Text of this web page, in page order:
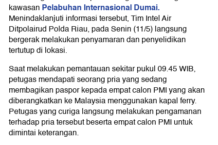
kawasan Pelabuhan Internasional Dumai.
Menindaklanjuti informasi tersebut, Tim Intel Air
Ditpolairud Polda Riau, pada Senin (11/5) langsung
bergerak melakukan penyamaran dan penyelidikan
tertutup di lokasi.
Saat melakukan pemantauan sekitar pukul 09.45 WIB,
petugas mendapati seorang pria yang sedang
membagikan paspor kepada empat calon PMI yang akan
diberangkatkan ke Malaysia menggunakan kapal ferry.
Petugas yang curiga langsung melakukan pengamanan
terhadap pria tersebut beserta empat calon PMI untuk
dimintai keterangan.